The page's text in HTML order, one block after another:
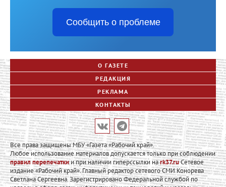
Сообщить о проблеме
О ГАЗЕТЕ
РЕДАКЦИЯ
РЕКЛАМА
КОНТАКТЫ
Все права защищены МБУ «Газета «Рабочий край».
Любое использование материалов допускается только при соблюдении
правил перепечаткии при наличии гиперссылки наrk37.ruСетевое
издание «Рабочий край». Главный редактор сетевого СМИ Конорева
Светлана Сергеевна. Зарегистрировано Федеральной службой по